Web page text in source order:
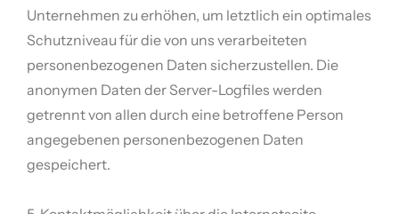
Unternehmen zu erhöhen, um letztlich ein optimales
Schutzniveau für die von uns verarbeiteten
personenbezogenen Daten sicherzustellen. Die
anonymen Daten der Server-Logfiles werden
getrennt von allen durch eine betroffene Person
angegebenen personenbezogenen Daten
gespeichert.